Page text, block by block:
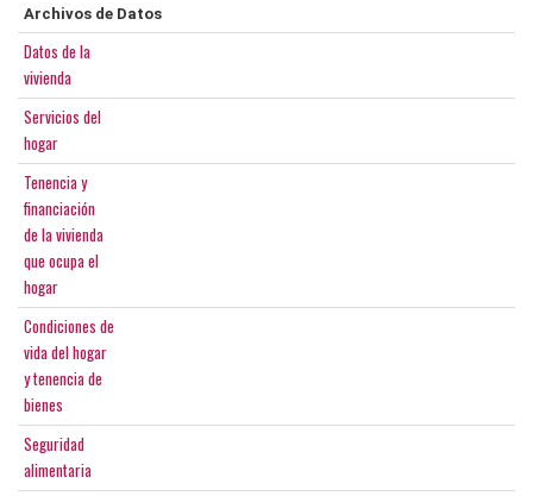
Archivos de Datos
Datos de la
vivienda
Servicios del
hogar
Tenencia y
financiación
de la vivienda
que ocupa el
hogar
Condiciones de
vida del hogar
y tenencia de
bienes
Seguridad
alimentaria